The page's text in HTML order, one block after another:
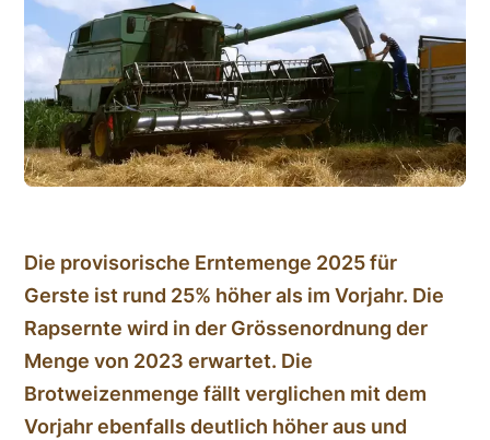
Die provisorische Erntemenge 2025 für
Gerste ist rund 25% höher als im Vorjahr. Die
Rapsernte wird in der Grössenordnung der
Menge von 2023 erwartet. Die
Brotweizenmenge fällt verglichen mit dem
Vorjahr ebenfalls deutlich höher aus und